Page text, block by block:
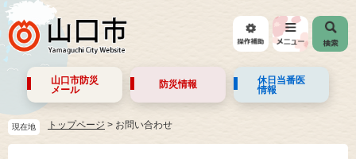
山口市防災
メール
防災情報
休日当番医
情報
現在地 トップページ > お問い合わせ